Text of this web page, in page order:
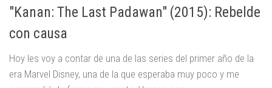
"Kanan: The Last Padawan" (2015): Rebelde
con causa
Hoy les voy a contar de una de las series del primer año de la
era Marvel Disney, una de la que esperaba muy poco y me